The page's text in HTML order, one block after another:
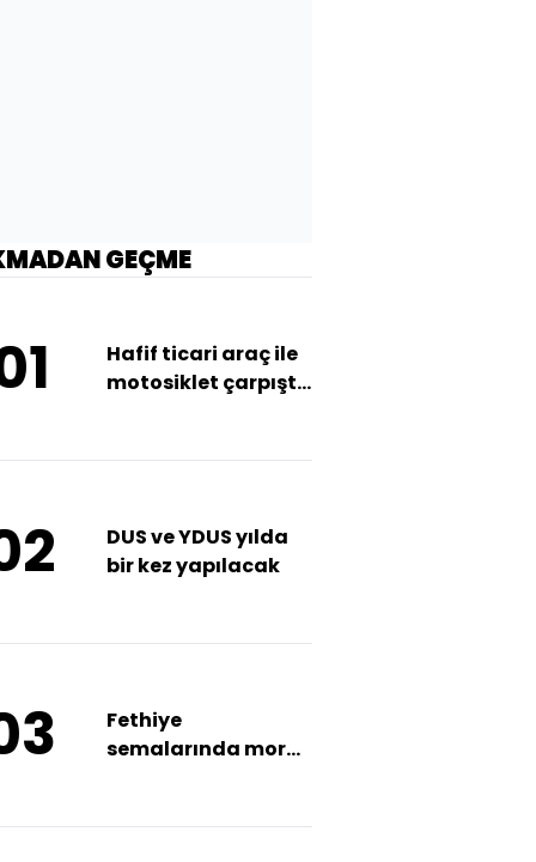
GEÇME
Hafif ticari araç ile
motosiklet çarpıştı:
DUS ve YDUS yılda
bir kez yapılacak
Fethiye
semalarında mor